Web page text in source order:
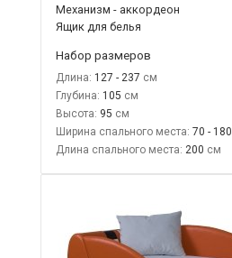
Механизм - аккордеон
Ящик для белья
Набор размеров
Длина: 127 - 237
Глубина: 105
Высота: 95
Ширина спального места: 70 - 180
Длина спального места: 200